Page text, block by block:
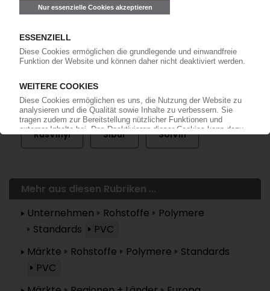
anmelden!
Mehr zu ...
RusVinyl Sibur SolVin
Mehr aus diesen Rubriken ...
Unternehmen
Rohstoffe
Polymere
Standards
PVC
Märkte
Rohstoffe Polymere
Standards
PVC